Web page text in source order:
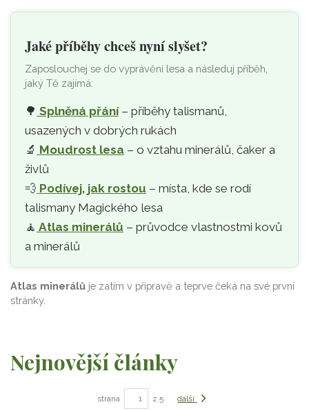
Jaké příběhy chceš nyní slyšet?
Zaposlouchej se do vyprávění lesa a následuj příběh,
jaký Tě zajímá:
🌳 Splněná přání– příběhy talismanů,
usazených v dobrých rukách
🔬 Moudrost lesa – o vztahu minerálů, čaker a
živlů
💨 Podívej, jak rostou – místa, kde se rodí
talismany Magického lesa
🧘‍ Atlas minerálů – průvodce vlastnostmi kovů
a minerálů
Atlas minerálů je zatím v přípravě a teprve čeká na své první
stránky.
Nejnovější články
strana z 5 další